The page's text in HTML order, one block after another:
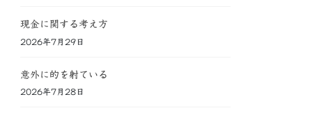
現金に関する考え方
2026年7月29日
意外に的を射ている
2026年7月28日